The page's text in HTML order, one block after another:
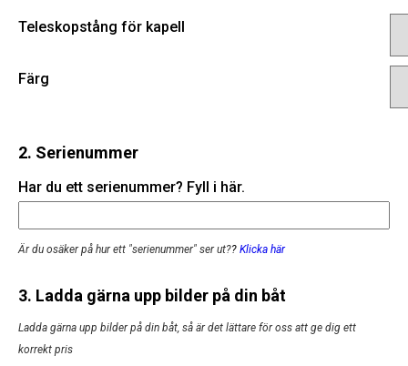
Teleskopstång för kapell
Färg
2. Serienummer
Har du ett serienummer? Fyll i här.
Är du osäker på hur ett "serienummer" ser ut?? Klicka här
3. Ladda gärna upp bilder på din båt
Ladda gärna upp bilder på din båt, så är det lättare för oss att ge dig ett
korrekt pris